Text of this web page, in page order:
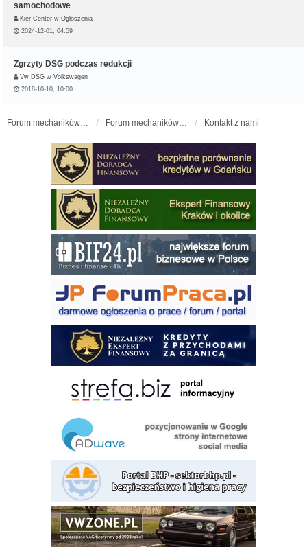
samochodowe
Kier Center w Ogłoszenia
2024-12-01, 04:59
Zgrzyty DSG podczas redukcji
Vw DSG w Volkswagen
2018-10-10, 10:00
Forum mechaników samochodowych - forum-mechaniczne.pl Forum mechaników samochodowych Kontakt z nami